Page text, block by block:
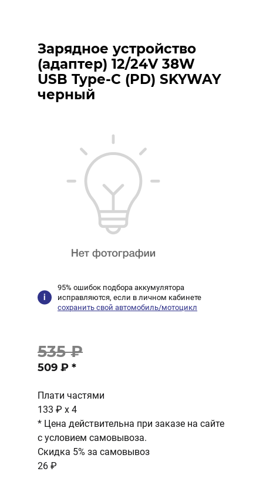
Зарядное устройство
(адаптер) 12/24V 38W
USB Type-C (PD) SKYWAY
черный
95% ошибок подбора аккумулятора
исправляются, если в личном кабинете
сохранить свой автомобиль/мотоцикл
535 ₽
509 ₽ *
Плати частями
133 ₽ x 4
* Цена действительна при заказе на сайте
с условием самовывоза.
Скидка 5% за самовывоз
26 ₽